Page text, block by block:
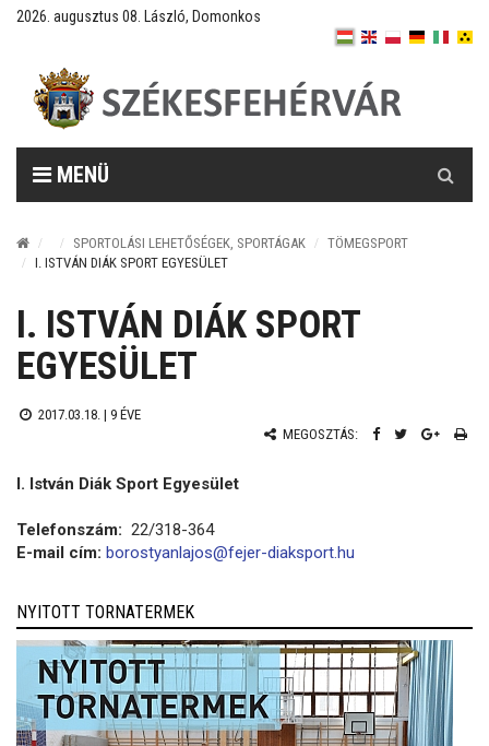
2026. augusztus 08. László, Domonkos
MENÜ
SPORTOLÁSI LEHETŐSÉGEK, SPORTÁGAK
TÖMEGSPORT
I. ISTVÁN DIÁK SPORT EGYESÜLET
I. ISTVÁN DIÁK SPORT
EGYESÜLET
2017.03.18. | 9 ÉVE
MEGOSZTÁS:
I. István Diák Sport Egyesület
Telefonszám: 22/318-364
E-mail cím: borostyanlajos@fejer-diaksport.hu
NYITOTT TORNATERMEK